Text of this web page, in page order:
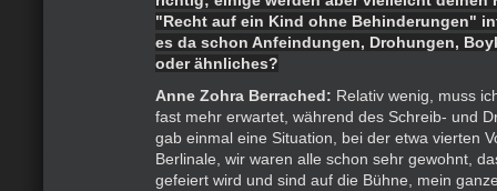
"Recht auf ein Kind ohne Behinderungen"
es da schon Anfeindungen, Drohungen,
oder ähnliches?
Anne Zohra Berrached: Relativ wenig, muss
fast mehr erwartet, während des Schreib- und
gab einmal eine Situation, bei der etwa vierten
Berlinale, wir waren alle schon sehr gewohnt,
gefeiert wird und sind auf die Bühne, mein